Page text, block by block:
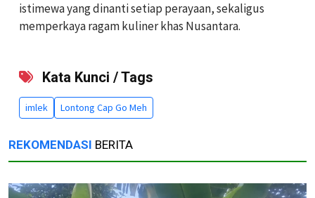
istimewa yang dinanti setiap perayaan, sekaligus
memperkaya ragam kuliner khas Nusantara.
Kata Kunci / Tags
imlek Lontong Cap Go Meh
REKOMENDASI BERITA